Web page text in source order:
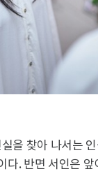
을 찾아 나서는
. 반면 서인은